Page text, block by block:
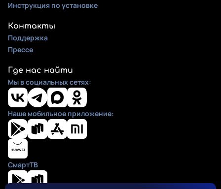
Инструкция по установке
Контакты
Поддержка
Прессе
Где нас найти
Мы в социальных сетях:
Наше мобильное приложение:
СмартТВ